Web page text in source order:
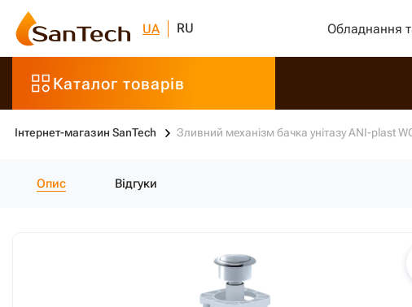
UA RU Обладнання
Каталог товарів
Інтернет-магазин SanTech Зливний механізм бачка унітазу ANI-plast
Опис Відгуки